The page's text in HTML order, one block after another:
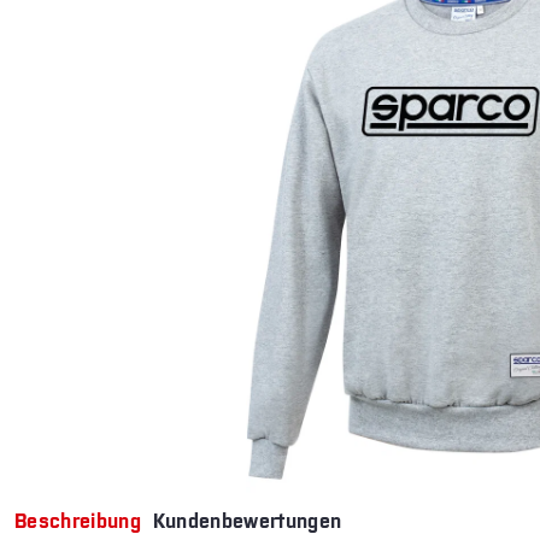
Beschreibung Kundenbewertungen